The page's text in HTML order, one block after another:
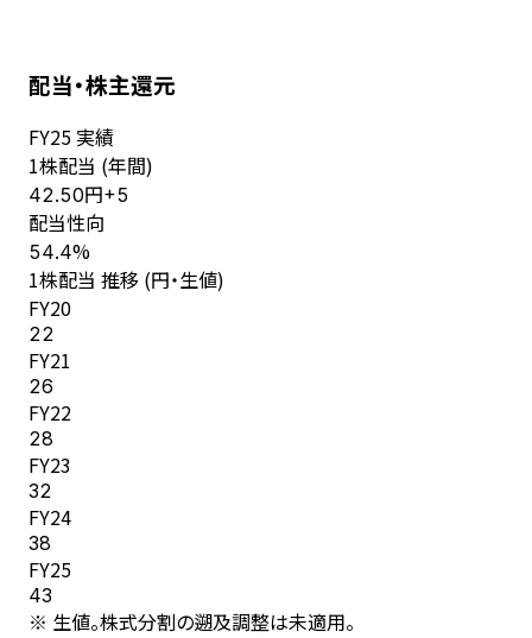
配当・株主還元
FY25 実績
1株配当 (年間)
42.50円+5
配当性向
54.4%
1株配当 推移 (円・生値)
FY20
22
FY21
26
FY22
28
FY23
32
FY24
38
FY25
43
※ 生値。株式分割の遡及調整は未適用。